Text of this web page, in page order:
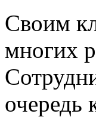
Своим
многих
очередь